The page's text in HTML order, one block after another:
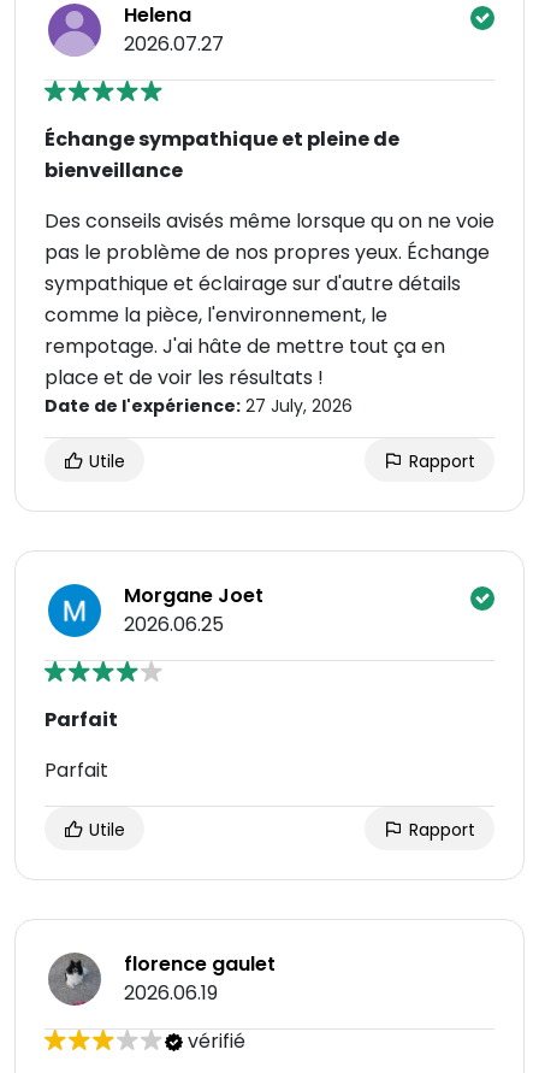
Helena
2026.07.27
Échange sympathique et pleine de
bienveillance
Des conseils avisés même lorsque qu on ne voie
pas le problème de nos propres yeux. Échange
sympathique et éclairage sur d'autre détails
comme la pièce, l'environnement, le
rempotage. J'ai hâte de mettre tout ça en
place et de voir les résultats !
Date de l'expérience: 27 July, 2026
Utile Rapport
Morgane Joet
2026.06.25
Parfait
Parfait
Utile Rapport
florence gaulet
2026.06.19
vérifié